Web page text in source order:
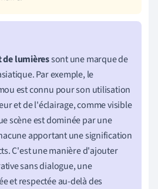
de lumièressont une marque de
Par exemple, le
est connu pour son utilisation
et de l'éclairage, comme visible
scène est dominée par une
apportant une signification
C'est une manière d'ajouter
sans dialogue, une
et respectée au-delà des